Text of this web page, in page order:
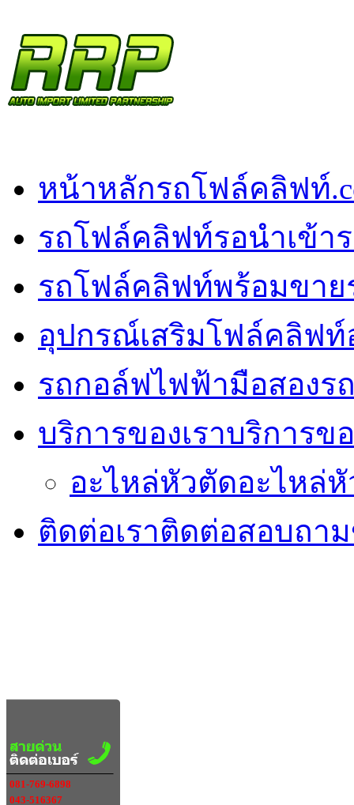
หน้าหลักรถโฟล์คลิฟท์
รถโฟล์คลิฟท์รอนำเข้า
รถโฟล์คลิฟท์พร้อมขาย
อุปกรณ์เสริมโฟล์คลิฟท์
รถกอล์ฟไฟฟ้ามือสองร
บริการของเราบริการข
อะไหล่หัวตัดอะไหล่
ติดต่อเราติดต่อสอบถา
081-769-6898
043-516367